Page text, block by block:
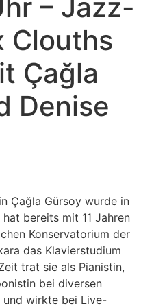
– Jazz-
Clouths
Çağla
Denise
Çağla Gürsoy wurde in
bereits mit 11 Jahren
Konservatorium der
das Klavierstudium
trat sie als Pianistin,
bei diversen
und wirkte bei Live-